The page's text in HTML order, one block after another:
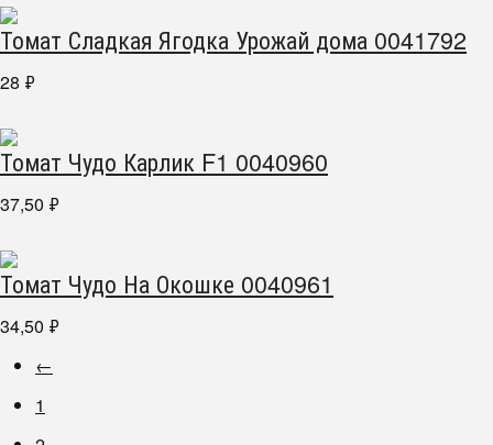
Томат Сладкая Ягодка Урожай дома 0041792
28 ₽
Томат Чудо Карлик F1 0040960
37,50 ₽
Томат Чудо На Окошке 0040961
34,50 ₽
←
1